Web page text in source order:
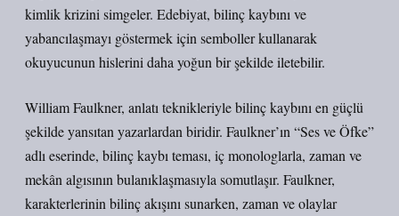
kimlik krizini simgeler. Edebiyat, bilinç kaybını ve
yabancılaşmayı göstermek için semboller kullanarak
okuyucunun hislerini daha yoğun bir şekilde iletebilir.
William Faulkner, anlatı teknikleriyle bilinç kaybını en güçlü
şekilde yansıtan yazarlardan biridir. Faulkner’ın “Ses ve Öfke”
adlı eserinde, bilinç kaybı teması, iç monologlarla, zaman ve
mekân algısının bulanıklaşmasıyla somutlaşır. Faulkner,
karakterlerinin bilinç akışını sunarken, zaman ve olaylar